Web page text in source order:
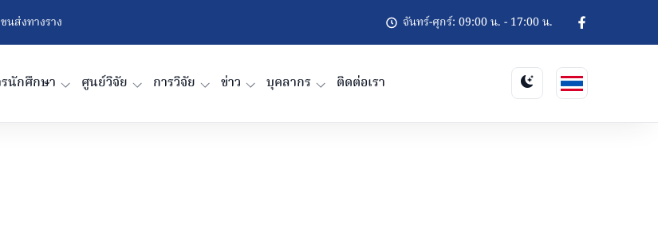
นส่งทางราง จันทร์-ศุกร์: 09:00 น. - 17:00 น.
นักศึกษา ศูนย์วิจัย การวิจัย ข่าว บุคลากร ติดต่อเรา